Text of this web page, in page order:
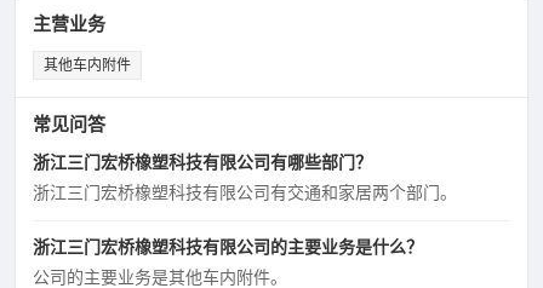
主营业务
其他车内附件
常见问答
浙江三门宏桥橡塑科技有限公司有哪些部门？
浙江三门宏桥橡塑科技有限公司有交通和家居两个部门。
浙江三门宏桥橡塑科技有限公司的主要业务是什么？
公司的主要业务是其他车内附件。